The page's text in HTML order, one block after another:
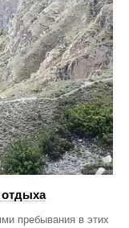
пребывания в этих